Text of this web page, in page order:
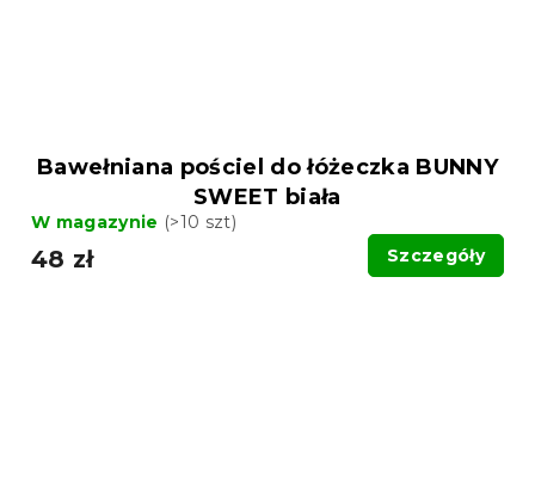
Bawełniana pościel do łóżeczka BUNNY
SWEET biała
W magazynie (>10 szt)
48 zł Szczegóły